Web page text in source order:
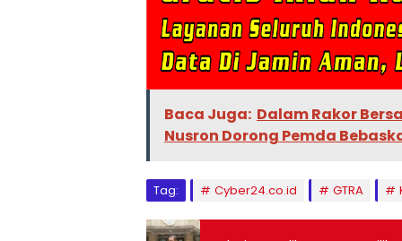
Baca Juga: Dalam Rakor
Nusron Dorong Pemda
Tag: Cyber24.co.id GTRA